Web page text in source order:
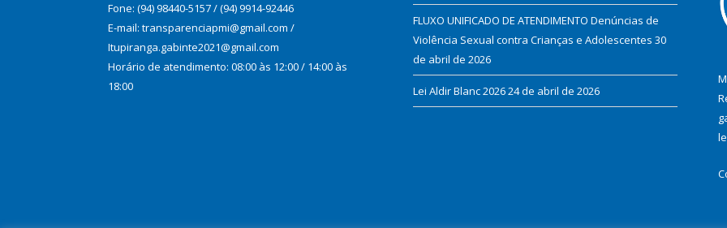
Fone: (94) 98440-5157 / (94) 9914-92446
E-mail: transparenciapmi@gmail.com /
Itupiranga.gabinte2021@gmail.com
Horário de atendimento: 08:00 às 12:00 / 14:00 às
18:00
FLUXO UNIFICADO DE ATENDIMENTO Denúncias de
Violência Sexual contra Crianças e Adolescentes 30
de abril de 2026
Lei Aldir Blanc 202624 de abril de 2026